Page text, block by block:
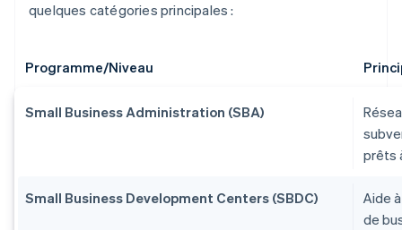
quelques catégories principales :
Programme/Niveau
Small Business Administration (SBA)
prêts
Small Business Development Centers (SBDC)
Aide
de